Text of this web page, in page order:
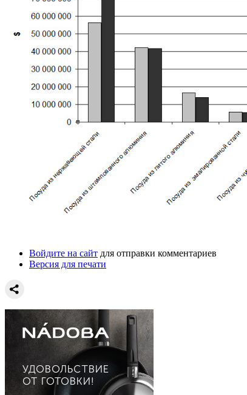
Войдите на сайт для отправки комментариев
Версия для печати